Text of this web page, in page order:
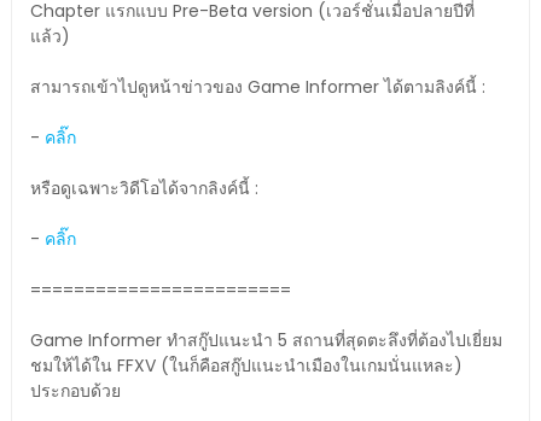
Chapter แรกแบบ Pre-Beta version (เวอร์ชั่นเมื่อปลายปีที่
แล้ว)
สามารถเข้าไปดูหน้าข่าวของ Game Informer ได้ตามลิงค์นี้ :
- คลิ๊ก
หรือดูเฉพาะวิดีโอได้จากลิงค์นี้ :
- คลิ๊ก
========================
Game Informer ทำสกู๊ปแนะนำ 5 สถานที่สุดตะลึงที่ต้องไปเยี่ยม
ชมให้ได้ใน FFXV (ในก็คือสกู๊ปแนะนำเมืองในเกมนั่นแหละ)
ประกอบด้วย